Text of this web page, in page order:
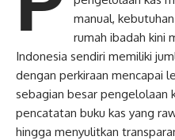
manual,
rumah ibadah kini
Indonesia sendiri memiliki
dengan perkiraan mencapai
sebagian besar pengelolaan
pencatatan buku kas yang
hingga menyulitkan